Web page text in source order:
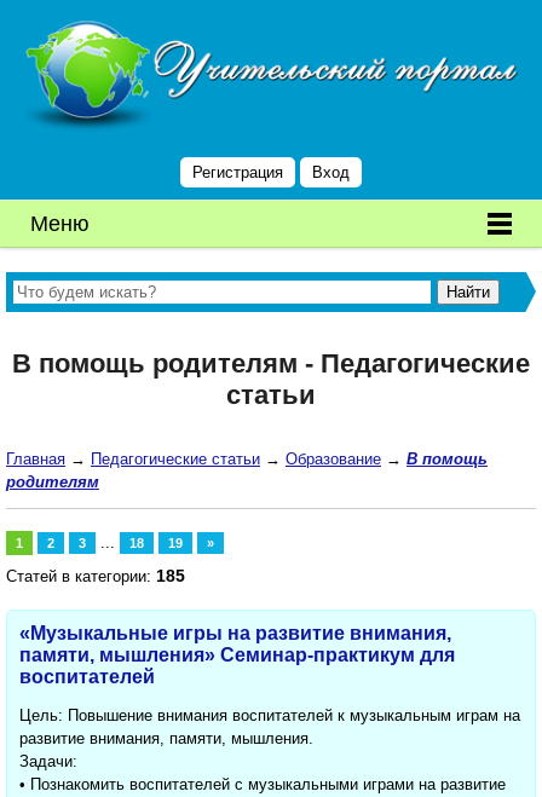
Регистрация Вход
Меню
В помощь родителям - Педагогические
статьи
Главная → Педагогические статьи → Образование → В помощь
родителям
1 2 3 ... 18 19 »
Статей в категории: 185
«Музыкальные игры на развитие внимания,
памяти, мышления» Семинар-практикум для
воспитателей
Цель: Повышение внимания воспитателей к музыкальным играм на
развитие внимания, памяти, мышления.
Задачи:
• Познакомить воспитателей с музыкальными играми на развитие